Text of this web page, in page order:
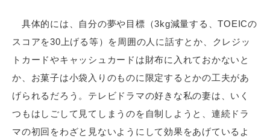
具体的には、自分の夢や目標（3kg減量する、TOEICの
スコアを30上げる等）を周囲の人に話すとか、クレジッ
トカードやキャッシュカードは財布に入れておかないと
か、お菓子は小袋入りのものに限定するとかの工夫があ
げられるだろう。テレビドラマの好きな私の妻は、いく
つもはしごして見てしまうのを自制しようと、連続ドラ
マの初回をわざと見ないようにして効果をあげているよ